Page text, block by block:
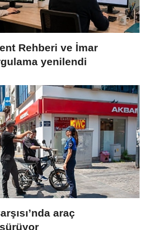
Rehberi ve İmar
yenilendi
araç